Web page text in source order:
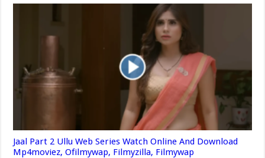
Jaal Part 2 Ullu Web Series Watch Online And Download
Mp4moviez, Ofilmywap, Filmyzilla, Filmywap